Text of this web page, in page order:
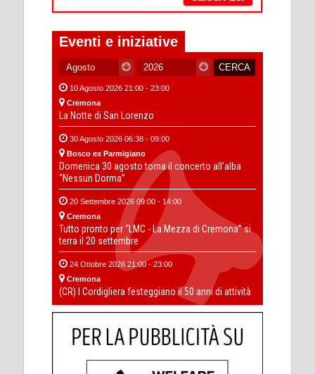
Eventi e iniziative
10 Agosto 2026 21:00 - 23:00
Cremona
La Notte di San Lorenzo
30 Agosto 2026 06:38 - 09:00
Bosco ex Parmigiano
Domenica 30 agosto torna il concerto all’alba
“Nessun Dorma”
20 Settembre 2026 09:00 - 14:00
Cremona
Tutto pronto per “LMC - La Mezza di Cremona” si
terra il 20 settembre
24 Ottobre 2026 21:00 - 23:00
Cremona
(CR) I Cordigliera festeggiano il 50 anni di attività